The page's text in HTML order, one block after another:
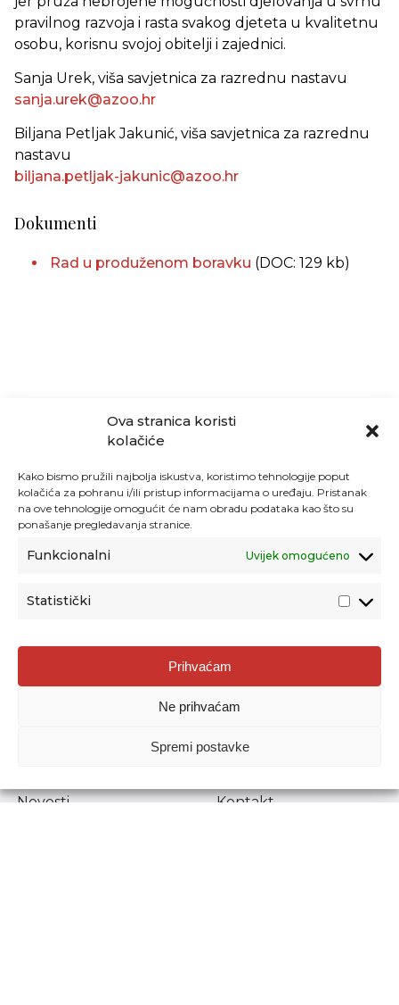
Ova stranica koristi
kolačiće
Kako bismo pružili najbolja iskustva, koristimo tehnologije poput
kolačića za pohranu i/ili pristup informacijama o uređaju. Pristanak
na ove tehnologije omogućit će nam obradu podataka kao što su
ponašanje pregledavanja stranice.
Funkcionalni Uvijek omogućeno
Statistički
Prihvaćam
Ne prihvaćam
Spremi postavke
pravilnog razvoja i rasta svakog djeteta u kvalitetnu
osobu, korisnu svojoj obitelji i zajednici.
Sanja Urek, viša savjetnica za razrednu nastavu
sanja.urek@azoo.hr
Biljana Petljak Jakunić, viša savjetnica za razrednu
nastavu
biljana.petljak-jakunic@azoo.hr
Dokumenti
Rad u produženom boravku (DOC: 129 kb)
Agencija za odgoj i obrazovanje
Donje Svetice 38, 10000 Zagreb
1778129
Prenošenje sadržaja dopušteno je uz navođenje izvora.
Novosti
Kontakt